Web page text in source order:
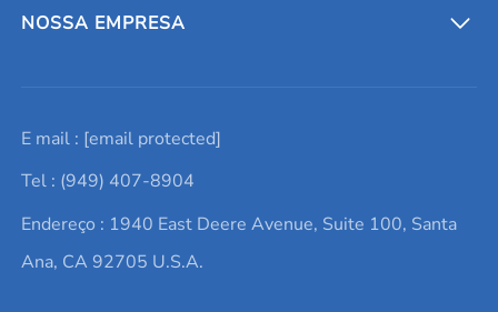
Entre em contato conosco
Lista de consultas
Termos e Condições
Política de Privacidade
Metais refratários
Elementos de terras raras
Alvos de pulverização catódica
Ácido hialurônico
NOSSA EMPRESA
Promoções atuais
Notícias e blogs
Estudos de caso
E mail : [email protected]
Tel : (949) 407-8904
Endereço : 1940 East Deere Avenue, Suite 100, Santa
Ana, CA 92705 U.S.A.